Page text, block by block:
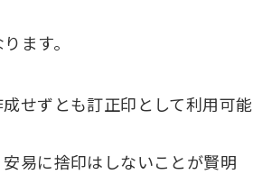
ます。
せずとも訂正印として利用可能
易に捨印はしないことが賢明